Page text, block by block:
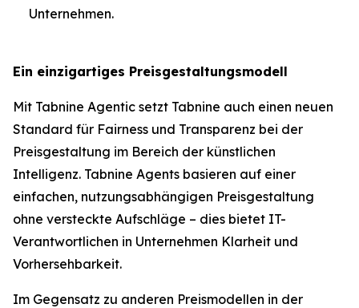
Unternehmen.
Ein einzigartiges Preisgestaltungsmodell
Mit Tabnine Agentic setzt Tabnine auch einen neuen
Standard für Fairness und Transparenz bei der
Preisgestaltung im Bereich der künstlichen
Intelligenz. Tabnine Agents basieren auf einer
einfachen, nutzungsabhängigen Preisgestaltung
ohne versteckte Aufschläge – dies bietet IT-
Verantwortlichen in Unternehmen Klarheit und
Vorhersehbarkeit.
Im Gegensatz zu anderen Preismodellen in der